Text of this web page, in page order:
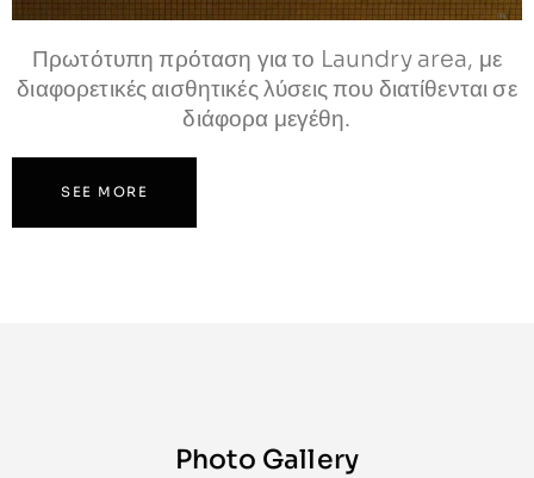
Πρωτότυπη πρόταση για το Laundry area, με
διαφορετικές αισθητικές λύσεις που διατίθενται σε
διάφορα μεγέθη.
SEE MORE
Photo Gallery